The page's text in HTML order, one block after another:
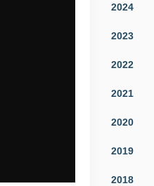
2024
2023
2022
2021
2020
2019
2018